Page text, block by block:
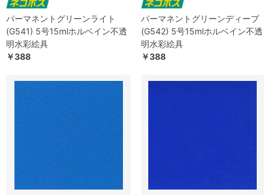
パーマネントグリーンライト
(G541) 5号15mlホルベイン不透
明水彩絵具
￥388
パーマネントグリーンディープ
(G542) 5号15mlホルベイン不透
明水彩絵具
￥388